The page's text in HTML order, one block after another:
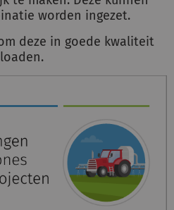
worden ingezet.
deze in goede kwaliteit